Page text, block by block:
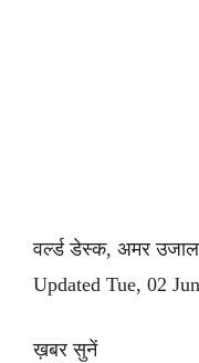
वर्ल्ड डेस्क, अमर
Updated Tue, 02
ख़बर सुनें